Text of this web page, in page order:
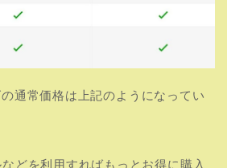
通常価格は上記のようになってい
どを利用すればもっとお得に購入